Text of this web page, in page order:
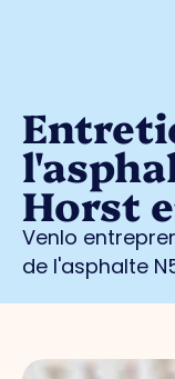
Horst
Venlo
de l'asphalte